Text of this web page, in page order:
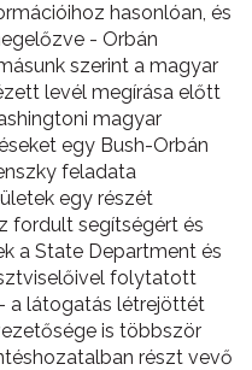
hasonlóan, és
- Orbán
szerint a magyar
levél megírása előtt
magyar
egy Bush-Orbán
feladata
egy részét
fordult segítségért és
a State Department és
folytatott
a látogatás létrejöttét
is többször
részt vevő